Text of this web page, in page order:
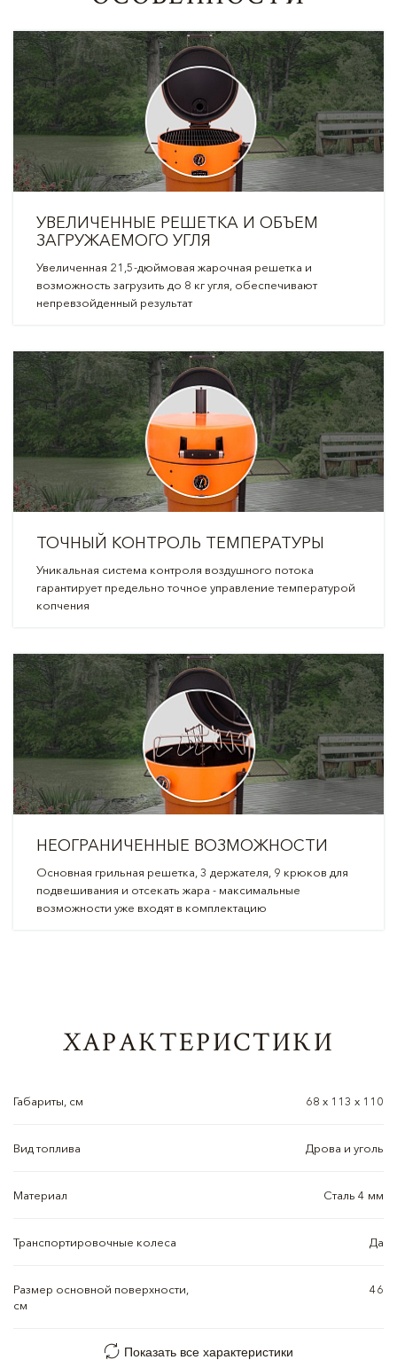
УВЕЛИЧЕННЫЕ РЕШЕТКА И ОБЪЕМ
ЗАГРУЖАЕМОГО УГЛЯ
Увеличенная 21,5-дюймовая жарочная решетка и
возможность загрузить до 8 кг угля, обеспечивают
непревзойденный результат
ТОЧНЫЙ КОНТРОЛЬ ТЕМПЕРАТУРЫ
Уникальная система контроля воздушного потока
гарантирует предельно точное управление температурой
копчения
НЕОГРАНИЧЕННЫЕ ВОЗМОЖНОСТИ
Основная грильная решетка, 3 держателя, 9 крюков для
подвешивания и отсекать жара - максимальные
возможности уже входят в комплектацию
ХАРАКТЕРИСТИКИ
Габариты, см 68 х 113 х 110
Вид топлива Дрова и уголь
Материал Сталь 4 мм
Транспортировочные колеса Да
Размер основной поверхности,
см
46
Показать все характеристики